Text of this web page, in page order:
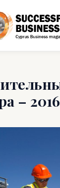
– 2016